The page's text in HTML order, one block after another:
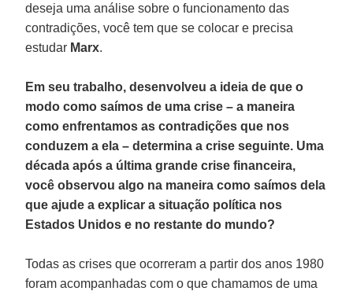
deseja uma análise sobre o funcionamento das
contradições, você tem que se colocar e precisa
estudar Marx.
Em seu trabalho, desenvolveu a ideia de que o
modo como saímos de uma crise – a maneira
como enfrentamos as contradições que nos
conduzem a ela – determina a crise seguinte. Uma
década após a última grande crise financeira,
você observou algo na maneira como saímos dela
que ajude a explicar a situação política nos
Estados Unidos e no restante do mundo?
Todas as crises que ocorreram a partir dos anos 1980
foram acompanhadas com o que chamamos de uma